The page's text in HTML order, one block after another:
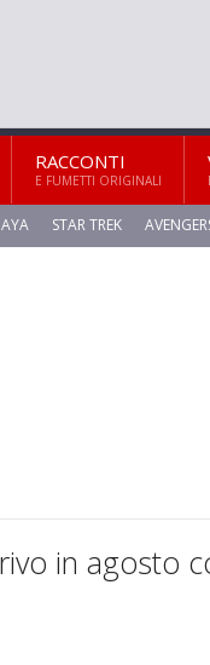
RACCONTI
E FUMETTI ORIGINALI
STAR TREK
in agosto